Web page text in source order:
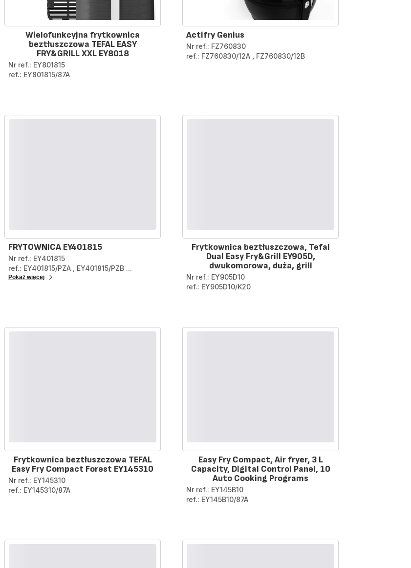
Wielofunkcyjna frytkownica
beztłuszczowa TEFAL EASY
FRY&GRILL XXL EY8018
Nr ref.: EY801815
ref.: EY801815/87A
Actifry Genius
Nr ref.: FZ760830
ref.: FZ760830/12A
FZ760830/12B
FRYTOWNICA EY401815
Nr ref.: EY401815
ref.: EY401815/PZA
EY401815/PZB ...
Pokaż więcej
Frytkownica beztłuszczowa, Tefal
Dual Easy Fry&Grill EY905D,
dwukomorowa, duża, grill
Nr ref.: EY905D10
ref.: EY905D10/K20
Frytkownica beztłuszczowa TEFAL
Easy Fry Compact Forest EY145310
Nr ref.: EY145310
ref.: EY145310/87A
Easy Fry Compact, Air fryer, 3 L
Capacity, Digital Control Panel, 10
Auto Cooking Programs
Nr ref.: EY145B10
ref.: EY145B10/87A